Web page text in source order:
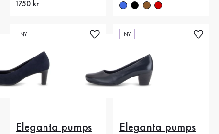
Nytt pris
1750 kr
NY
Eleganta pumps
NY
Eleganta pumps